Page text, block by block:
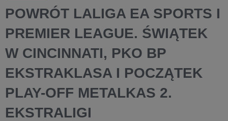
POWRÓT LALIGA EA SPORTS I
PREMIER LEAGUE. ŚWIĄTEK
W CINCINNATI, PKO BP
EKSTRAKLASA I POCZĄTEK
PLAY-OFF METALKAS 2.
EKSTRALIGI